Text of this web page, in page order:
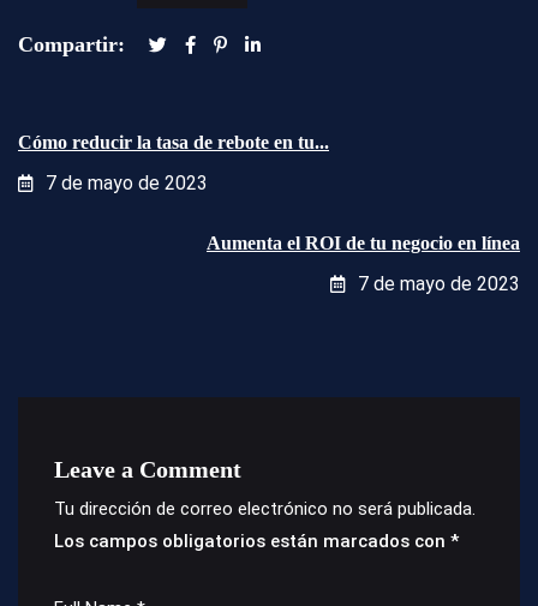
Compartir:
Cómo reducir la tasa de rebote en tu...
7 de mayo de 2023
Aumenta el ROI de tu negocio en línea
7 de mayo de 2023
Leave a Comment
Tu dirección de correo electrónico no será publicada.
Los campos obligatorios están marcados con *